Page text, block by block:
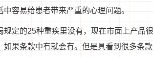
容易给患者带来严重的心理问题。
定的25种重疾里没有，现在市面上产品
果条款中有就会有。但是具看到很多条